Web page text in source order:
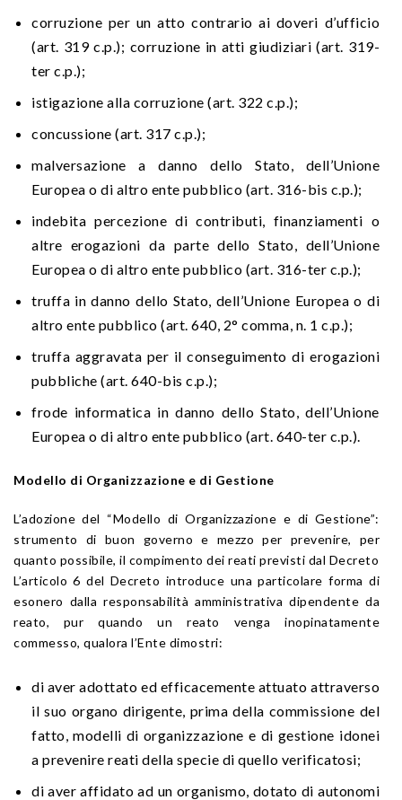
corruzione per un atto contrario ai doveri d’ufficio
(art. 319 c.p.); corruzione in atti giudiziari (art. 319-
ter c.p.);
istigazione alla corruzione (art. 322 c.p.);
concussione (art. 317 c.p.);
malversazione a danno dello Stato, dell’Unione
Europea o di altro ente pubblico (art. 316-bis c.p.);
indebita percezione di contributi, finanziamenti o
altre erogazioni da parte dello Stato, dell’Unione
Europea o di altro ente pubblico (art. 316-ter c.p.);
truffa in danno dello Stato, dell’Unione Europea o di
altro ente pubblico (art. 640, 2° comma, n. 1 c.p.);
truffa aggravata per il conseguimento di erogazioni
pubbliche (art. 640-bis c.p.);
frode informatica in danno dello Stato, dell’Unione
Europea o di altro ente pubblico (art. 640-ter c.p.).
Modello di Organizzazione e di Gestione
L’adozione del “Modello di Organizzazione e di Gestione”:
strumento di buon governo e mezzo per prevenire, per
quanto possibile, il compimento dei reati previsti dal Decreto
L’articolo 6 del Decreto introduce una particolare forma di
esonero dalla responsabilità amministrativa dipendente da
reato, pur quando un reato venga inopinatamente
commesso, qualora l’Ente dimostri:
di aver adottato ed efficacemente attuato attraverso
il suo organo dirigente, prima della commissione del
fatto, modelli di organizzazione e di gestione idonei
a prevenire reati della specie di quello verificatosi;
di aver affidato ad un organismo, dotato di autonomi